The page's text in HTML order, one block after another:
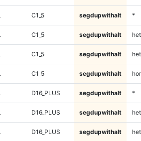
C1_5 segdupwithalt *
C1_5 segdupwithalt het
C1_5 segdupwithalt
C1_5 segdupwithalt
D16_PLUS segdupwithalt *
D16_PLUS segdupwithalt het
D16_PLUS segdupwithalt